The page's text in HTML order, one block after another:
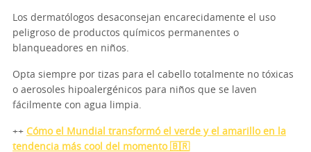
Los dermatólogos desaconsejan encarecidamente el uso
peligroso de productos químicos permanentes o
blanqueadores en niños.
Opta siempre por tizas para el cabello totalmente no tóxicas
o aerosoles hipoalergénicos para niños que se laven
fácilmente con agua limpia.
++ Cómo el Mundial transformó el verde y el amarillo en la
tendencia más cool del momento 🇧🇷